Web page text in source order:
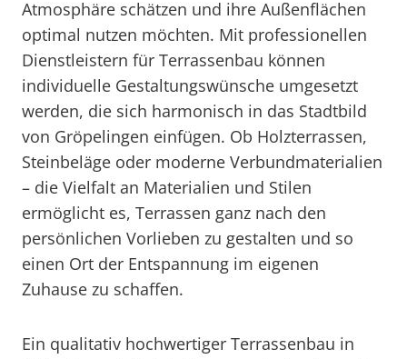
Atmosphäre schätzen und ihre Außenflächen
optimal nutzen möchten. Mit professionellen
Dienstleistern für Terrassenbau können
individuelle Gestaltungswünsche umgesetzt
werden, die sich harmonisch in das Stadtbild
von Gröpelingen einfügen. Ob Holzterrassen,
Steinbeläge oder moderne Verbundmaterialien
– die Vielfalt an Materialien und Stilen
ermöglicht es, Terrassen ganz nach den
persönlichen Vorlieben zu gestalten und so
einen Ort der Entspannung im eigenen
Zuhause zu schaffen.
Ein qualitativ hochwertiger Terrassenbau in